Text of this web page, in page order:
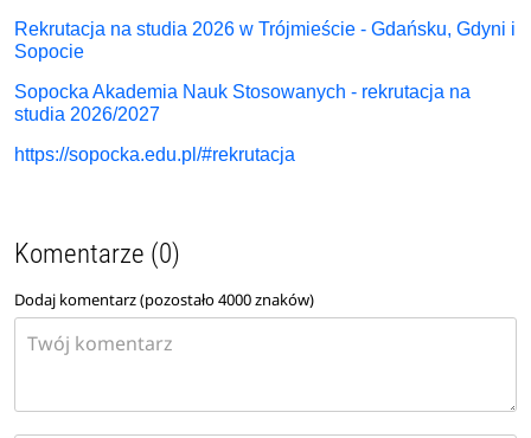
Rekrutacja na studia 2026 w Trójmieście - Gdańsku, Gdyni i
Sopocie
Sopocka Akademia Nauk Stosowanych - rekrutacja na
studia 2026/2027
https://sopocka.edu.pl/#rekrutacja
Komentarze (0)
Dodaj komentarz (pozostało4000znaków)